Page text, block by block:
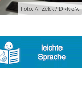
Foto: A. Zelck / DRK e.V.